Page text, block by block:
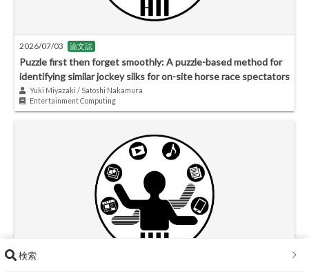
2026/07/03 論文誌
Puzzle first then forget smoothly: A puzzle-based method for
identifying similar jockey silks for on-site horse race spectators
Yuki Miyazaki / Satoshi Nakamura
Entertainment Computing
検索